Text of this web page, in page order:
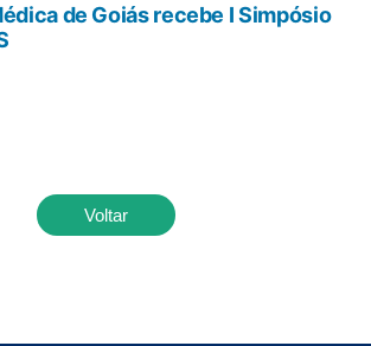
de Goiás recebe I Simpósio
Voltar